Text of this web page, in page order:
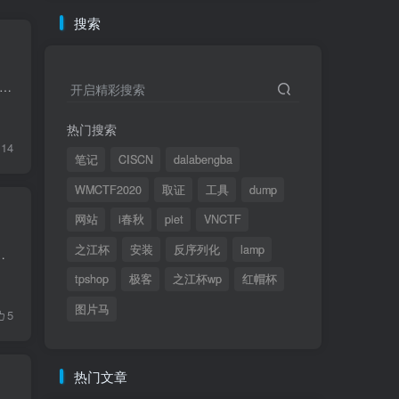
题目信息 题目名称: SEAL 911 作者: 3doc 难度: 高级 类型: EVM 预编译合约利用 题目描述 You barely manage to get off bed as your phone rings. It's THAT ringtone: there's a call for you...
14
contract for their users. It would be a...
5
搜索
开启精彩搜索
热门搜索
笔记 CISCN
dalabengba
WMCTF2020
取证 工具
dump
网站
i春秋 piet
VNCTF
之江杯
安装 反序列化
lamp
tpshop
极客 之江杯wp
红帽杯
图片马
热门文章